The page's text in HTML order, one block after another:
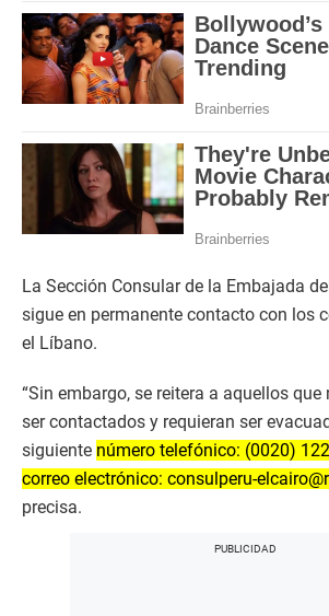
La Sección Consular de la Embajada
sigue en permanente contacto con los
el Líbano.
“Sin embargo, se reitera a aquellos
ser contactados y requieran ser
siguiente número telefónico: (0020)
correo electrónico: consulperu-
precisa.